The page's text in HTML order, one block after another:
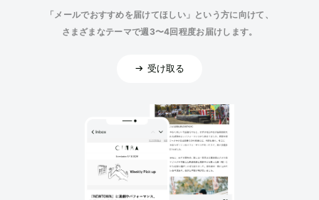
「メールでおすすめを届けてほしい」という方に向けて、
さまざまなテーマで週3〜4回程度お届けします。
受け取る